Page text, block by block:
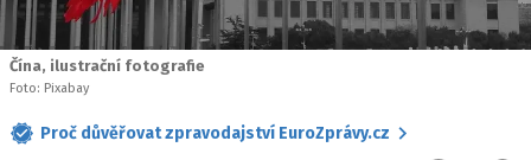
Čína, ilustrační fotografie
Foto: Pixabay
Proč důvěřovat zpravodajství EuroZprávy.cz